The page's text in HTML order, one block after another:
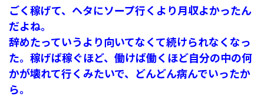
ごく稼げて、ヘタにソープ行くより月収よかったん
だよね。
辞めたっていうより向いてなくて続けられなくなっ
た。稼げば稼ぐほど、働けば働くほど自分の中の何
かが壊れて行くみたいで、どんどん病んでいったか
ら。